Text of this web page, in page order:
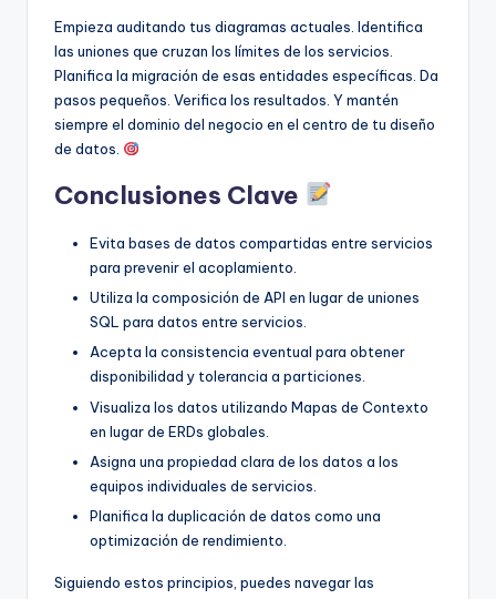
Empieza auditando tus diagramas actuales. Identifica
las uniones que cruzan los límites de los servicios.
Planifica la migración de esas entidades específicas. Da
pasos pequeños. Verifica los resultados. Y mantén
siempre el dominio del negocio en el centro de tu diseño
de datos.
Conclusiones Clave
Evita bases de datos compartidas entre servicios
para prevenir el acoplamiento.
Utiliza la composición de API en lugar de uniones
SQL para datos entre servicios.
Acepta la consistencia eventual para obtener
disponibilidad y tolerancia a particiones.
Visualiza los datos utilizando Mapas de Contexto
en lugar de ERDs globales.
Asigna una propiedad clara de los datos a los
equipos individuales de servicios.
Planifica la duplicación de datos como una
optimización de rendimiento.
Siguiendo estos principios, puedes navegar las